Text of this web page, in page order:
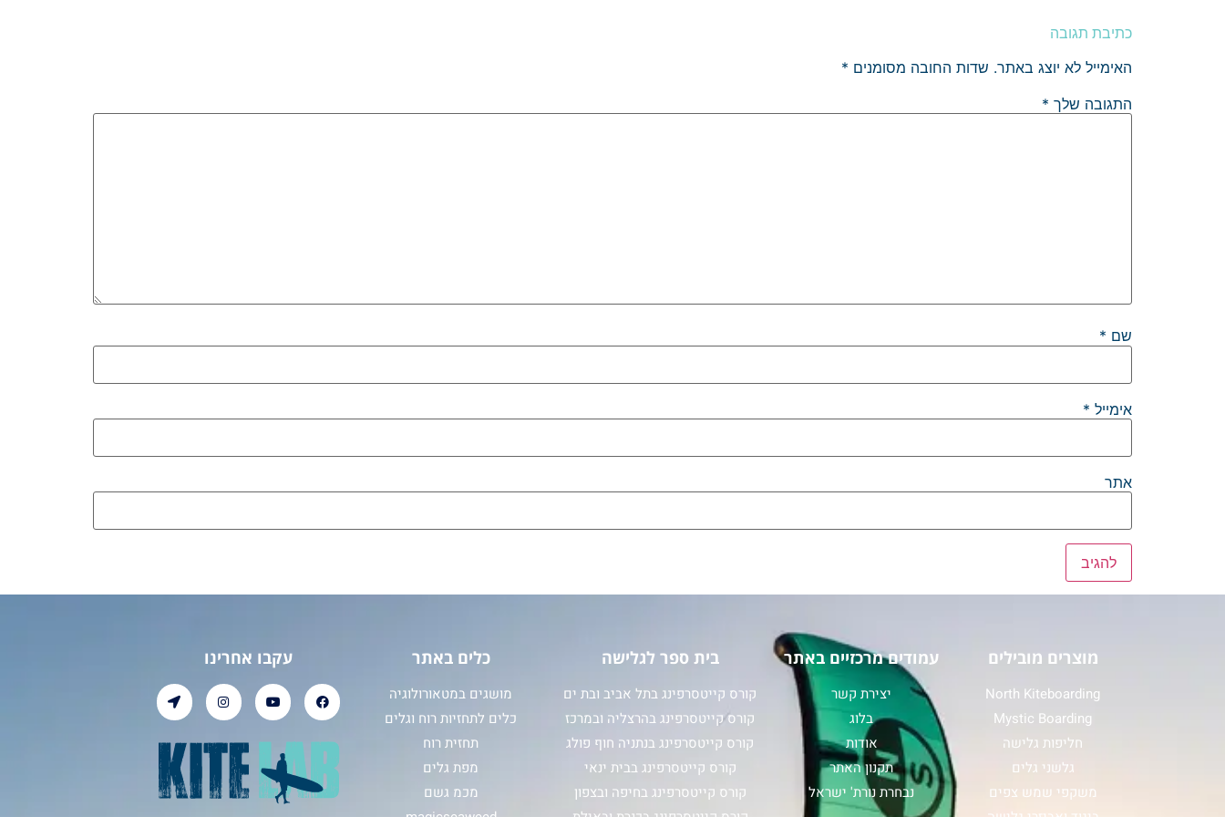
כתיבת תגובה
האימייל לא יוצג באתר. שדות החובה מסומנים *
התגובה שלך *
שם *
אימייל *
אתר
מוצרים מובילים
North Kiteboarding
Mystic Boarding
חליפות גלישה
גלשני גלים
משקפי שמש צפים
עמודים מרכזיים באתר
יצירת קשר
בלוג
אודות
תקנון האתר
נבחרת נורת' ישראל
בית ספר לגלישה
קורס קייטסרפינג בתל אביב ובת ים
קורס קייטסרפינג בהרצליה ובמרכז
קורס קייטסרפינג בנתניה חוף פולג
קורס קייטסרפינג בבית ינאי
קורס קייטסרפינג בחיפה ובצפון
כלים באתר
מושגים במטאורולוגיה
כלים לתחזיות רוח וגלים
תחזית רוח
מפת גלים
מכמ גשם
עקבו אחרינו